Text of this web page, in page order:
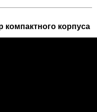
компактного корпуса